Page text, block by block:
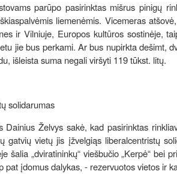
parūpo pasirinktas mišrus pinigų
liemenėmis. Vicemeras
ir Vilniuje, Europos kultūros sostinėje,
jie bus perkami. Ar bus nupirkta dešimt,
išleista suma negali viršyti 119 tūkst. litų.
solidarumas
Dainius Želvys sakė, kad pasirinktas
gatvių vietų jis įžvelgiąs liberalcentristų
šalia „dviratininkų“ viešbučio „Kerpė“ bei
pat įdomus dalykas, - rezervuotos vietos ir